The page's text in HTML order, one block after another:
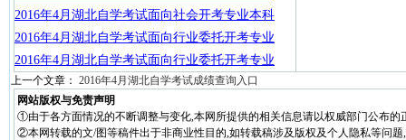
2016年4月湖北自学考试面向社会开考专业本科
2016年4月湖北自学考试面向行业委托开考专业
2016年4月湖北自学考试面向行业委托开考专业
上一个文章： 2016年4月湖北自学考试成绩查询入口
网站版权与免责声明
①由于各方面情况的不断调整与变化,本网所提供的相关信息请以权威部门公布的
②本网转载的文/图等稿件出于非商业性目的,如转载稿涉及版权及个人隐私等问题